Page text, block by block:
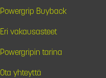
Powergrip Buyback
Eri vakausasteet
Powergripin tarina
Ota yhteyttä